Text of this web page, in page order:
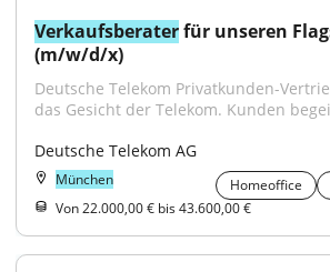
Verkaufsberater für unseren
(m/w/d/x)
Deutsche Telekom Privatkunden-
das Gesicht der Telekom. Kunden
Deutsche Telekom AG
München Homeoffice
Von 22.000,00 € bis 43.600,00 €